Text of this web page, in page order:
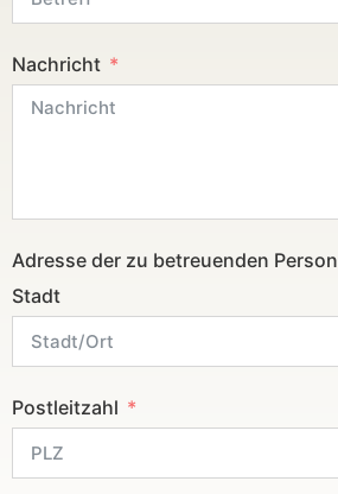
Nachricht
Adresse der zu betreuenden Person
Stadt
Postleitzahl